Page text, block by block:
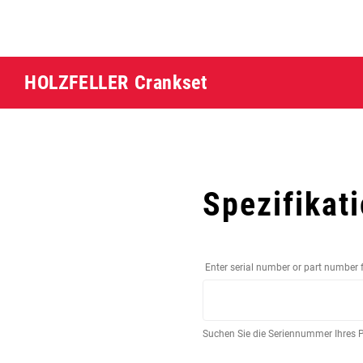
HOLZFELLER Crankset
Enter serial number or part number
Suchen Sie die Seriennummer Ihres